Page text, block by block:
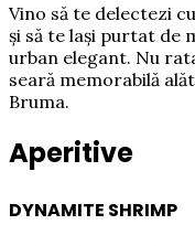
Vino să te delectezi
și să te lași purtat de
urban elegant. Nu
seară memorabilă
Bruma.
Aperitive
DYNAMITE SHRIMP